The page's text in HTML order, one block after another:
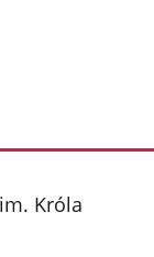
Króla